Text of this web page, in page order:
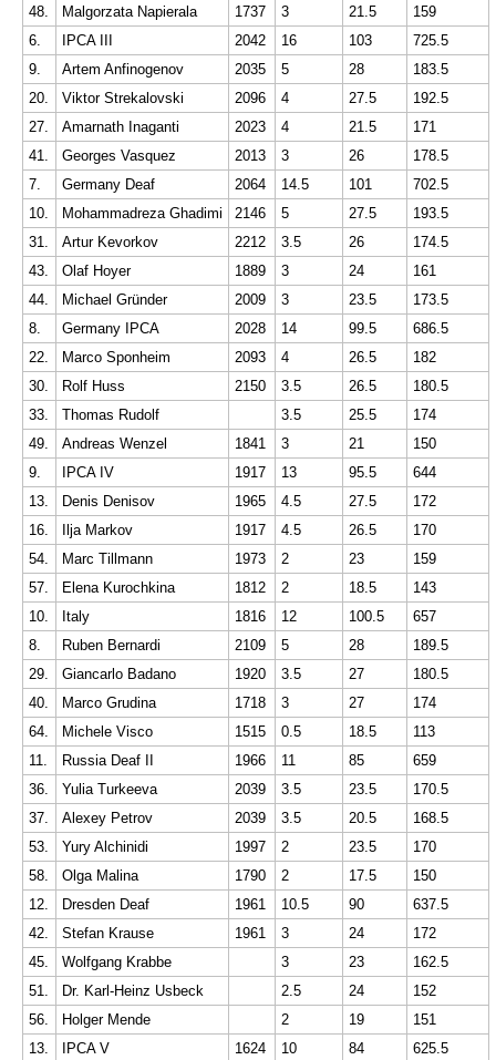
48.
Malgorzata Napierala 1737 3 21.5
159
6.
IPCA III 2042 16 103
725.5
9.
Artem Anfinogenov 2035 5 28
183.5
20.
Viktor Strekalovski 2096 4 27.5
192.5
27.
Amarnath Inaganti 2023 4 21.5
171
41.
Georges Vasquez 2013 3 26
178.5
7.
Germany Deaf 2064 14.5 101
702.5
10.
Mohammadreza Ghadimi 2146 5 27.5
193.5
31.
Artur Kevorkov 2212 3.5 26
174.5
43.
Olaf Hoyer 1889 3 24
161
44.
Michael Gründer 2009 3 23.5
173.5
8.
Germany IPCA 2028 14 99.5
686.5
22.
Marco Sponheim 2093 4 26.5
182
30.
Rolf Huss 2150 3.5 26.5
180.5
33.
Thomas Rudolf 3.5 25.5
174
49.
Andreas Wenzel 1841 3 21
150
9.
IPCA IV 1917 13 95.5
644
13.
Denis Denisov 1965 4.5 27.5
172
16.
Ilja Markov 1917 4.5 26.5
170
54.
Marc Tillmann 1973 2 23
159
57.
Elena Kurochkina 1812 2 18.5
143
10.
Italy 1816 12 100.5
657
8.
Ruben Bernardi 2109 5 28
189.5
29.
Giancarlo Badano 1920 3.5 27
180.5
40.
Marco Grudina 1718 3 27
174
64.
Michele Visco 1515 0.5 18.5
113
11.
Russia Deaf II 1966 11 85
659
36.
Yulia Turkeeva 2039 3.5 23.5
170.5
37.
Alexey Petrov 2039 3.5 20.5
168.5
53.
Yury Alchinidi 1997 2 23.5
170
58.
Olga Malina 1790 2 17.5
150
12.
Dresden Deaf 1961 10.5 90
637.5
42.
Stefan Krause 1961 3 24
172
45.
Wolfgang Krabbe 3 23
162.5
51.
Dr. Karl-Heinz Usbeck 2.5 24
152
56.
Holger Mende 2 19
151
13.
IPCA V 1624 10 84
625.5